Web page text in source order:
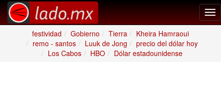
festividad
Gobierno Tierra
Kheira Hamraoui
remo - santos
Luuk de Jong
precio del dólar hoy
Los Cabos
HBO Dólar estadounidense